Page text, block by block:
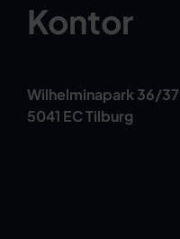
Kontor
Wilhelminapark 36/37
5041 EC Tilburg